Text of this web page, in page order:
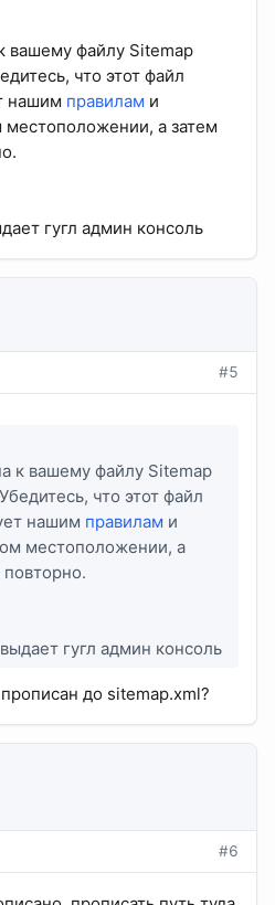
вашему файлу Sitemap
что этот файл
нашим правилам и
местоположении, а затем
гугл админ консоль
#5
к вашему файлу Sitemap
что этот файл
нашим правилам и
местоположении, а
повторно.
гугл админ консоль
до sitemap.xml?
#6